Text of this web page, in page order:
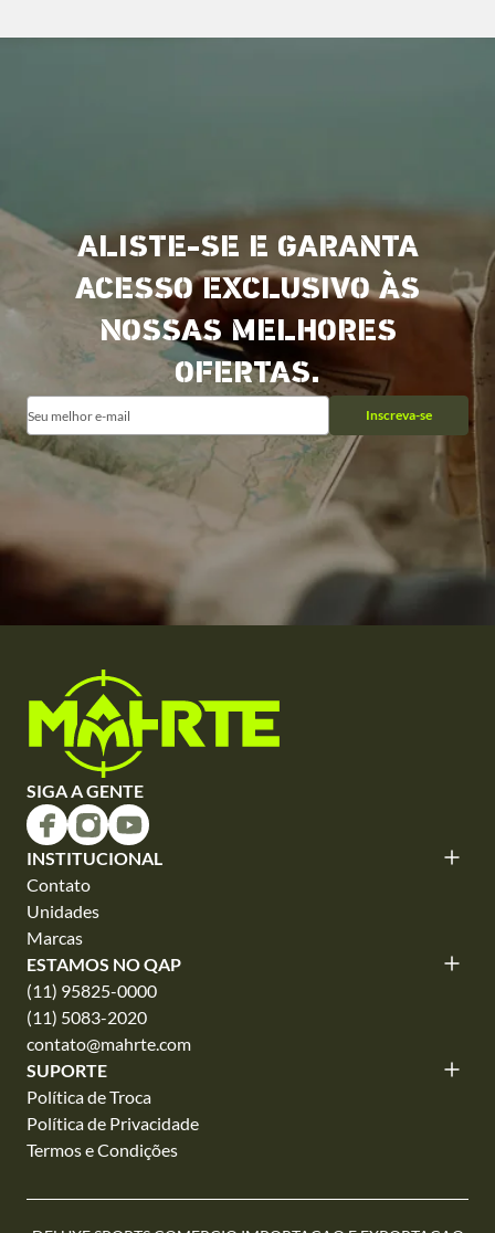
ALISTE-SE E GARANTA
ACESSO EXCLUSIVO ÀS
NOSSAS MELHORES
OFERTAS.
Inscreva-se
SIGA A GENTE
INSTITUCIONAL
Contato
Unidades
Marcas
ESTAMOS NO QAP
(11) 95825-0000
(11) 5083-2020
contato@mahrte.com
SUPORTE
Política de Troca
Política de Privacidade
Termos e Condições